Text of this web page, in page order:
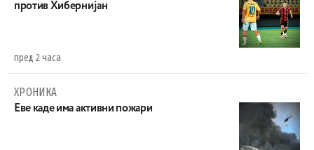
против Хибернијан
пред 2 часа
ХРОНИКА
Eве каде има активни пожари